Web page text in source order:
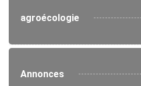
agroécologie
Annonces